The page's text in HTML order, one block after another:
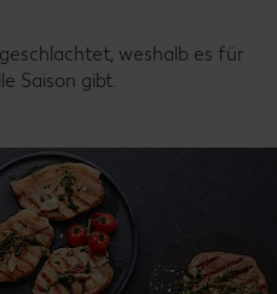
weshalb es für
Saison gibt.